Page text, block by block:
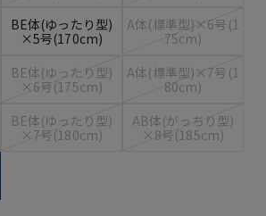
BE体(ゆったり型)
×5号(170cm)
A体(標準型)×6号(1
75cm)
BE体(ゆったり型)
×6号(175cm)
A体(標準型)×7号(1
80cm)
BE体(ゆったり型)
×7号(180cm)
AB体(がっちり型)
×8号(185cm)